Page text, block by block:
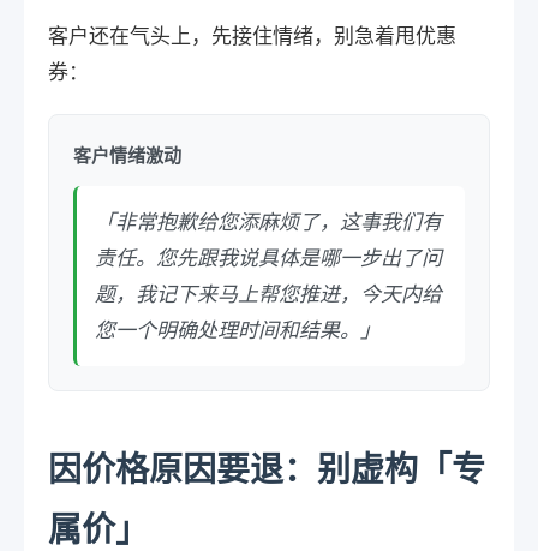
客户还在气头上，先接住情绪，别急着甩优惠
券：
客户情绪激动
「非常抱歉给您添麻烦了，这事我们有
责任。您先跟我说具体是哪一步出了问
题，我记下来马上帮您推进，今天内给
您一个明确处理时间和结果。」
因价格原因要退：别虚构「专
属价」